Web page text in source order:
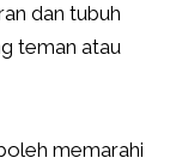
dan tubuh
teman atau
memarahi